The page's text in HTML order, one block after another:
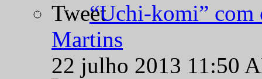
“Uchi-komi” com
Martins
22 julho 2013 11:50